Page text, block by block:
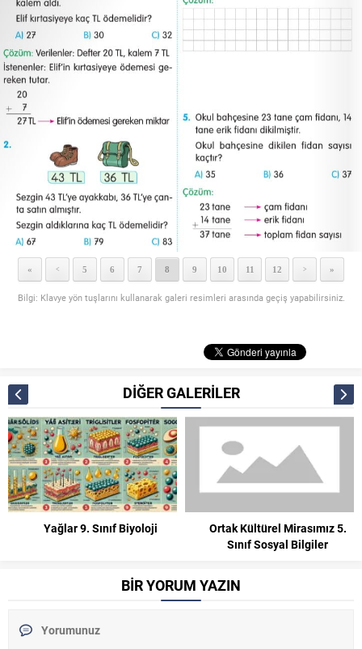
« < 5 6 7 8 9 10 11 12 > »
Bilgi: Klavye yön tuşlarını kullanarak galeri resimleri arasında geçiş yapabilirsiniz.
DİĞER GALERİLER
Yağlar 9. Sınıf Biyoloji
Ortak Kültürel Mirasımız 5.
Sınıf Sosyal Bilgiler
BİR YORUM YAZIN